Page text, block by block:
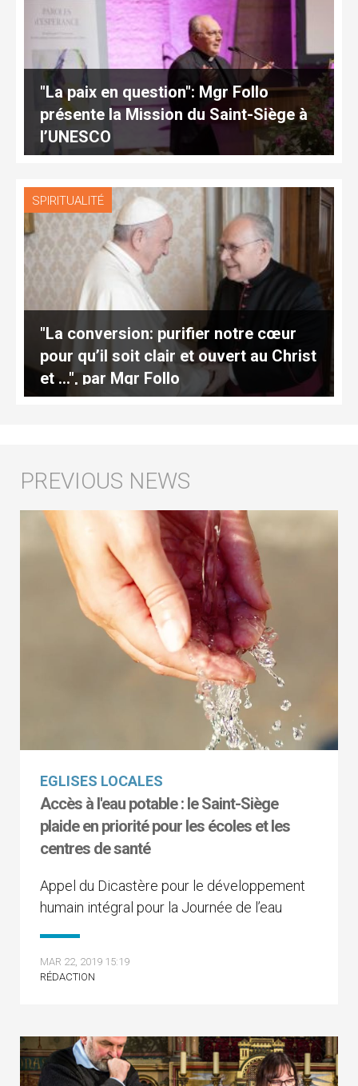
"La paix en question": Mgr Follo
présente la Mission du Saint-Siège à
l’UNESCO
SPIRITUALITÉ
"La conversion: purifier notre cœur
pour qu’il soit clair et ouvert au Christ
et …", par Mgr Follo
EGLISES LOCALES
Accès à l'eau potable : le Saint-Siège
plaide en priorité pour les écoles et les
centres de santé
Appel du Dicastère pour le développement
humain intégral pour la Journée de l’eau
MAR 22, 2019 15:19
RÉDACTION